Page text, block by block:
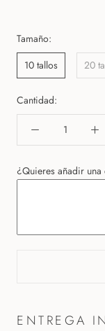
Tamaño:
10 tallos
20
Cantidad:
¿Quieres añadir
ENTREGA